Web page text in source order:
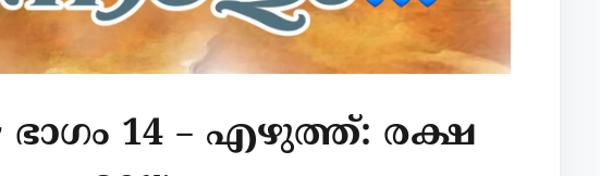
ഭാഗം 14 – എഴുത്ത്: രക്ഷ